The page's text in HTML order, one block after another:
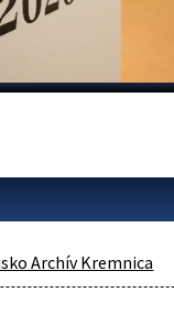
Archív Kremnica